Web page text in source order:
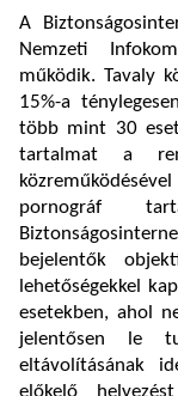
A
Nemzeti
működik. Tavaly
15%-a
több mint 30
tartalmat a
pornográf
bejelentők
lehetőségekkel
esetekben, ahol
jelentősen le
eltávolításának
előkelő